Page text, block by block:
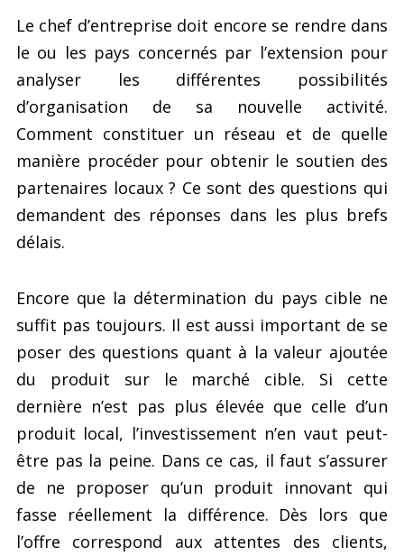
Le chef d’entreprise doit encore se rendre dans
le ou les pays concernés par l’extension pour
analyser les différentes possibilités
d’organisation de sa nouvelle activité.
Comment constituer un réseau et de quelle
manière procéder pour obtenir le soutien des
partenaires locaux ? Ce sont des questions qui
demandent des réponses dans les plus brefs
délais.
Encore que la détermination du pays cible ne
suffit pas toujours. Il est aussi important de se
poser des questions quant à la valeur ajoutée
du produit sur le marché cible. Si cette
dernière n’est pas plus élevée que celle d’un
produit local, l’investissement n’en vaut peut-
être pas la peine. Dans ce cas, il faut s’assurer
de ne proposer qu’un produit innovant qui
fasse réellement la différence. Dès lors que
l’offre correspond aux attentes des clients,